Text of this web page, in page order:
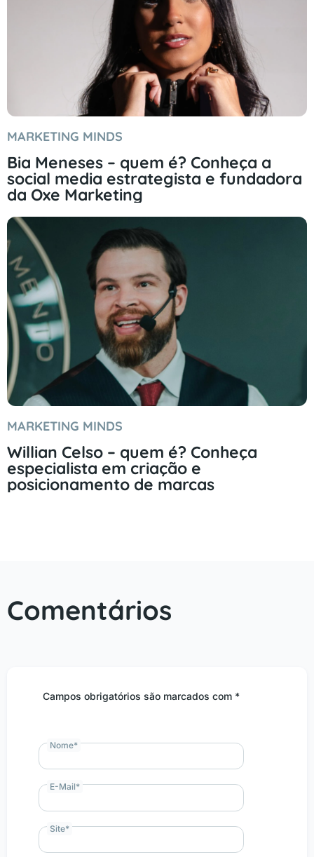
MARKETING MINDS
Bia Meneses – quem é? Conheça a
social media estrategista e fundadora
da Oxe Marketing
MARKETING MINDS
Willian Celso – quem é? Conheça
especialista em criação e
posicionamento de marcas
Comentários
Campos obrigatórios são marcados com *
Nome*
E-Mail*
Site*